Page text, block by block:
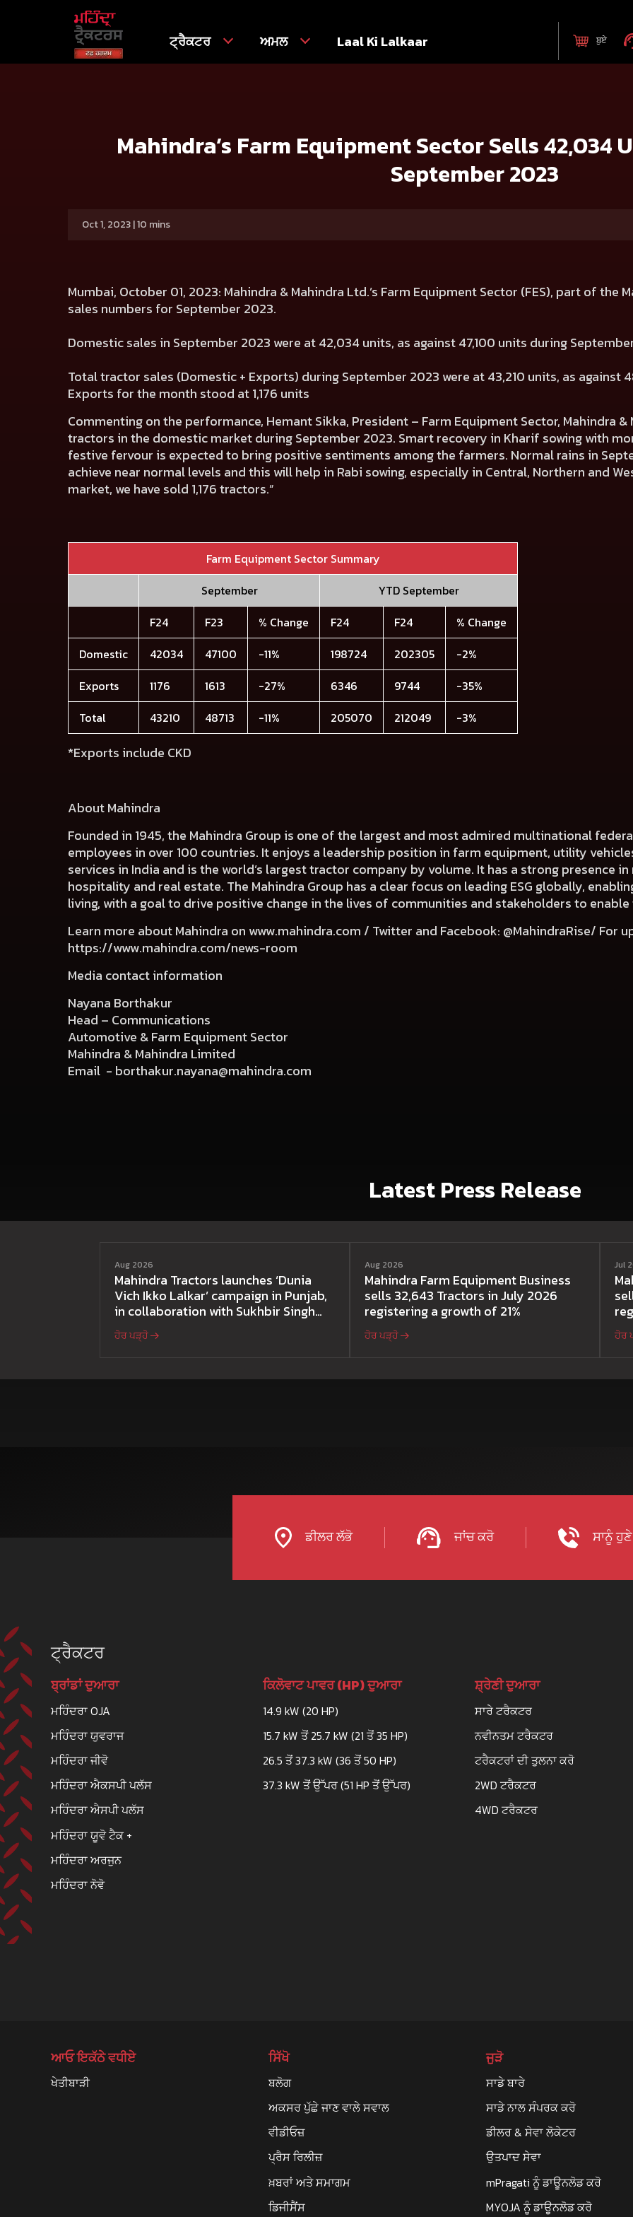
ਟ੍ਰੈਕਟਰ ਅਮਲ Laal Ki Lalkaar ਬੁਏ
Mahindra’s Farm Equipment Sector Sells
September 2023
Oct 1, 2023 | 10 mins
Mumbai, October 01, 2023: Mahindra & Mahindra Ltd.’s Farm Equipment Sector (FES), part of
sales numbers for September 2023.
Domestic sales in September 2023 were at42,034units, as against47,100 units during
Total tractor sales (Domestic + Exports) during September 2023 were at43,210 units, as against
Exports for the month stood at 1,176 units
Commenting on the performance, Hemant Sikka, President – Farm Equipment Sector, Mahindra &
tractors in the domestic market during September 2023. Smart recovery in Kharif sowing with
festive fervour is expected to bring positive sentiments among the farmers. Normal rains in
achieve near normal levels and this will help in Rabi sowing, especially in Central, Northern and
market, we have sold 1,176 tractors.”
Farm Equipment Sector Summary
September
YTD September
F24
F23 % Change F24 F24
% Change
Domestic
42034 47100 -11% 198724 202305
-2%
Exports
1176 1613 -27% 6346 9744
-35%
Total
43210 48713 -11% 205070 212049 -3%
*Exports include CKD
About Mahindra
Founded in 1945, the Mahindra Group is one of the largest and most admired multinational
employees in over 100 countries. It enjoys a leadership position in farm equipment, utility
services in India and is the world’s largest tractor company by volume. It has a strong presence
hospitality and real estate. The Mahindra Group has a clear focus on leading ESG globally,
living, with a goal to drive positive change in the lives of communities and stakeholders to enable
Learn more about Mahindra on www.mahindra.com / Twitter and Facebook: @MahindraRise/ For
https://www.mahindra.com/news-room
Media contact information
Nayana Borthakur
Head – Communications
Automotive & Farm Equipment Sector
Mahindra & Mahindra Limited
Email - borthakur.nayana@mahindra.com
Latest Press Release
Aug 2026
Mahindra Tractors launches ‘Dunia
Vich Ikko Lalkar’ campaign in Punjab,
in collaboration with Sukhbir Singh
and Parmish Verma
ਹੋਰ ਪੜ੍ਹੋ
Aug 2026
Mahindra Farm Equipment Business
sells 32,643 Tractors in July 2026
registering a growth of 21%
ਹੋਰ ਪੜ੍ਹੋ
Jul
ਹੋਰ
ਡੀਲਰ ਲੱਭੋ ਜਾਂਚ ਕਰੋ ਸਾਨੂੰ
ਟ੍ਰੈਕਟਰ
ਬ੍ਰਾਂਡਾਂ ਦੁਆਰਾ
ਮਹਿੰਦਰਾ OJA
ਮਹਿੰਦਰਾ ਯੁਵਰਾਜ
ਮਹਿੰਦਰਾ ਜੀਵੋ
ਮਹਿੰਦਰਾ ਐਕਸਪੀ ਪਲੱਸ
ਮਹਿੰਦਰਾ ਐਸਪੀ ਪਲੱਸ
ਮਹਿੰਦਰਾ ਯੂਵੋ ਟੈਕ +
ਮਹਿੰਦਰਾ ਅਰਜੁਨ
ਮਹਿੰਦਰਾ ਨੋਵੋ
ਕਿਲੋਵਾਟ ਪਾਵਰ (HP) ਦੁਆਰਾ
14.9 kW (20 HP)
15.7 kW ਤੋਂ 25.7 kW (21 ਤੋਂ 35 HP)
26.5 ਤੋਂ 37.3 kW (36 ਤੋਂ 50 HP)
37.3 kW ਤੋਂ ਉੱਪਰ (51 HP ਤੋਂ ਉੱਪਰ)
ਸ਼੍ਰੇਣੀ ਦੁਆਰਾ
ਸਾਰੇ ਟਰੈਕਟਰ
ਨਵੀਨਤਮ ਟਰੈਕਟਰ
ਟਰੈਕਟਰਾਂ ਦੀ ਤੁਲਨਾ ਕਰੋ
2WD ਟਰੈਕਟਰ
4WD ਟਰੈਕਟਰ
ਆਓ ਇਕੱਠੇ ਵਧੀਏ
ਖੇਤੀਬਾੜੀ
ਸਿੱਖੋ
ਬਲੋਗ
ਅਕਸਰ ਪੁੱਛੇ ਜਾਣ ਵਾਲੇ ਸਵਾਲ
ਵੀਡੀਓਜ਼
ਪ੍ਰੈਸ ਰਿਲੀਜ਼
ਖ਼ਬਰਾਂ ਅਤੇ ਸਮਾਗਮ
ਡਿਜੀਸੈਂਸ
ਜੁੜੋ
ਸਾਡੇ ਬਾਰੇ
ਸਾਡੇ ਨਾਲ ਸੰਪਰਕ ਕਰੋ
ਡੀਲਰ & ਸੇਵਾ ਲੋਕੇਟਰ
ਉਤਪਾਦ ਸੇਵਾ
mPragati ਨੂੰ ਡਾਊਨਲੋਡ ਕਰੋ
MYOJA ਨੂੰ ਡਾਊਨਲੋਡ ਕਰੋ